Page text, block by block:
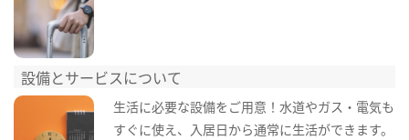
設備とサービスについて
生活に必要な設備をご用意！水道やガス・電気も
すぐに使え、入居日から通常に生活ができます。